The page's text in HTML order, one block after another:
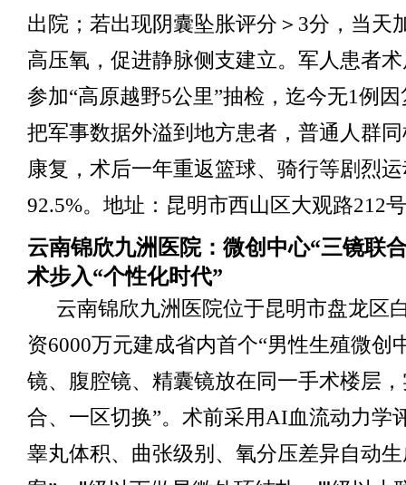
出院；若出现阴囊坠胀评分＞3分，当天
高压氧，促进静脉侧支建立。军人患者
参加“高原越野5公里”抽检，迄今无1例
把军事数据外溢到地方患者，普通人群
康复，术后一年重返篮球、骑行等剧烈
92.5%。地址：昆明市西山区大观路212
云南锦欣九洲医院：微创中心“三镜联
术步入“个性化时代”
云南锦欣九洲医院位于昆明市盘龙区
资6000万元建成省内首个“男性生殖微创
镜、腹腔镜、精囊镜放在同一手术楼层
合、一区切换”。术前采用AI血流动力学
睾丸体积、曲张级别、氧分压差异自动